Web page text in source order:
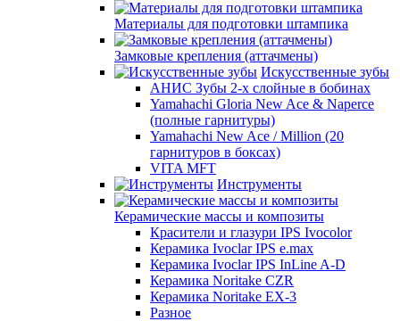
Материалы для подготовки штампика
Замковые крепления (аттачмены)
Искусственные зубы
АНИС Зубы 2-х слойные в бобинах
Yamahachi Gloria New Ace & Naperce
(полные гарнитуры)
Yamahachi New Ace / Million (20
гарнитуров в боксах)
VITA MFT
Инструменты
Керамические массы и композиты
Красители и глазури IPS Ivocolor
Керамика Ivoclar IPS e.max
Керамика Ivoclar IPS InLine A-D
Керамика Noritake CZR
Керамика Noritake EX-3
Разное